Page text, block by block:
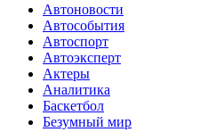
Автоновости
Автособытия
Автоспорт
Автоэксперт
Актеры
Аналитика
Баскетбол
Безумный мир